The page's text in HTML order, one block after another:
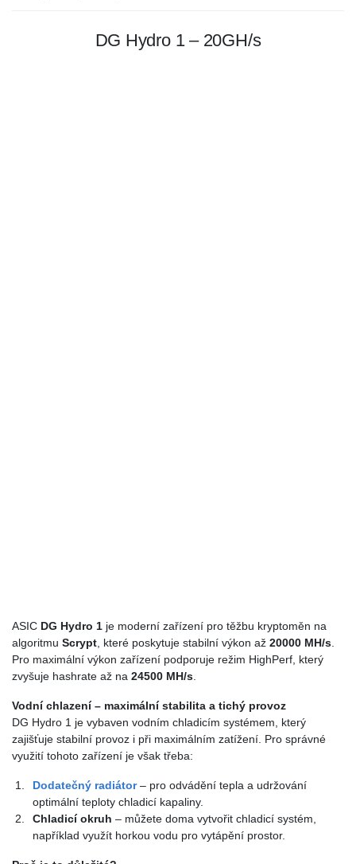
DG Hydro 1 – 20GH/s
ASIC DG Hydro 1 je moderní zařízení pro těžbu kryptoměn na
algoritmu Scrypt , které poskytuje stabilní výkon až 20000 MH/s
Pro maximální výkon zařízení podporuje režim HighPerf, který
zvyšuje hashrate až na 24500 MH/s
Vodní chlazení – maximální stabilita a tichý provoz
DG Hydro 1 je vybaven vodním chladicím systémem, který
zajišťuje stabilní provoz i při maximálním zatížení. Pro správné
využití tohoto zařízení je však třeba:
Dodatečný radiátor– pro odvádění tepla a udržování
optimální teploty chladicí kapaliny.
Chladicí okruh – můžete doma vytvořit chladicí systém,
například využít horkou vodu pro vytápění prostor.